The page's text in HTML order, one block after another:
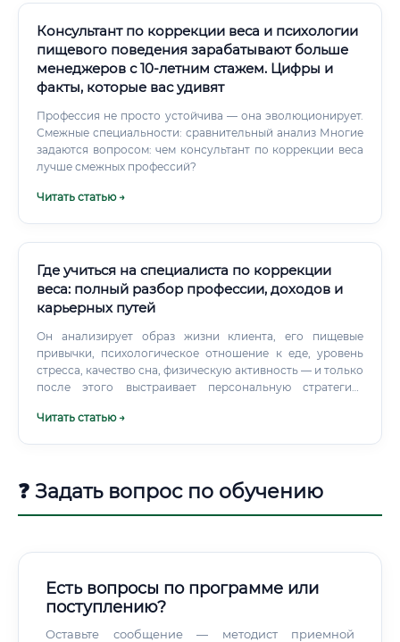
Консультант по коррекции веса и психологии
пищевого поведения зарабатывают больше
менеджеров с 10-летним стажем. Цифры и
факты, которые вас удивят
Профессия не просто устойчива — она эволюционирует.
Смежные специальности: сравнительный анализ Многие
задаются вопросом: чем консультант по коррекции веса
лучше смежных профессий?
Читать статью →
Где учиться на специалиста по коррекции
веса: полный разбор профессии, доходов и
карьерных путей
Он анализирует образ жизни клиента, его пищевые
привычки, психологическое отношение к еде, уровень
стресса, качество сна, физическую активность — и только
после этого выстраивает персональную стратегию.
дисциплин: нутрициологии, психологии пищевого
Читать статью →
❓ Задать вопрос по обучению
Есть вопросы по программе или
поступлению?
Оставьте сообщение — методист приемной